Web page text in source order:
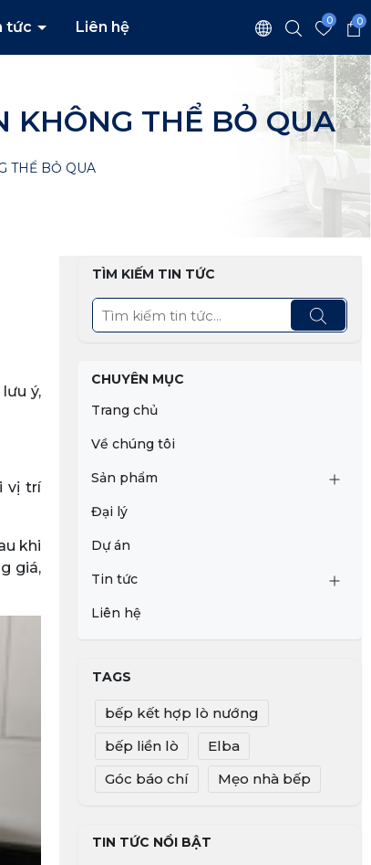
tức Liên hệ 0 0
KHÔNG THỂ BỎ QUA
THỂ BỎ QUA
ý,
vị trí
khi
giá,
TÌM KIẾM TIN TỨC
CHUYÊN MỤC
Trang chủ
Về chúng tôi
Sản phẩm
Đại lý
Dự án
Tin tức
Liên hệ
TAGS
bếp kết hợp lò nướng
bếp liền lò
Elba
Góc báo chí
Mẹo nhà bếp
TIN TỨC NỔI BẬT